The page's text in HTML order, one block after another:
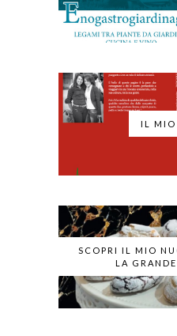
IL MIO
SCOPRI IL MIO
LA